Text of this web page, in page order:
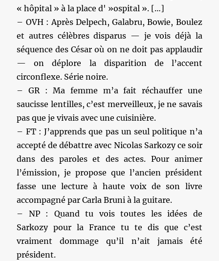
« hôpital » à la place d' »ospital ». […]
– OVH : Après Delpech, Galabru, Bowie, Boulez
et autres célèbres disparus — je vois déjà la
séquence des César où on ne doit pas applaudir
— on déplore la disparition de l’accent
circonflexe. Série noire.
– GR : Ma femme m’a fait réchauffer une
saucisse lentilles, c’est merveilleux, je ne savais
pas que je vivais avec une cuisinière.
– FT : J’apprends que pas un seul politique n’a
accepté de débattre avec Nicolas Sarkozy ce soir
dans des paroles et des actes. Pour animer
l’émission, je propose que l’ancien président
fasse une lecture à haute voix de son livre
accompagné par Carla Bruni à la guitare.
– NP : Quand tu vois toutes les idées de
Sarkozy pour la France tu te dis que c’est
vraiment dommage qu’il n’ait jamais été
président.